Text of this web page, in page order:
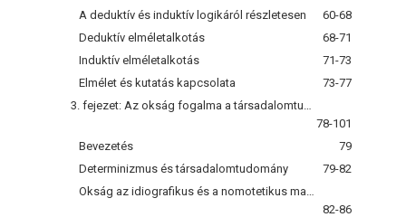
A deduktív és induktív logikáról részletesen
60-68
Deduktív elméletalkotás
68-71
Induktív elméletalkotás
71-73
Elmélet és kutatás kapcsolata
73-77
78-101
Bevezetés
79
Determinizmus és társadalomtudomány
79-82
82-86